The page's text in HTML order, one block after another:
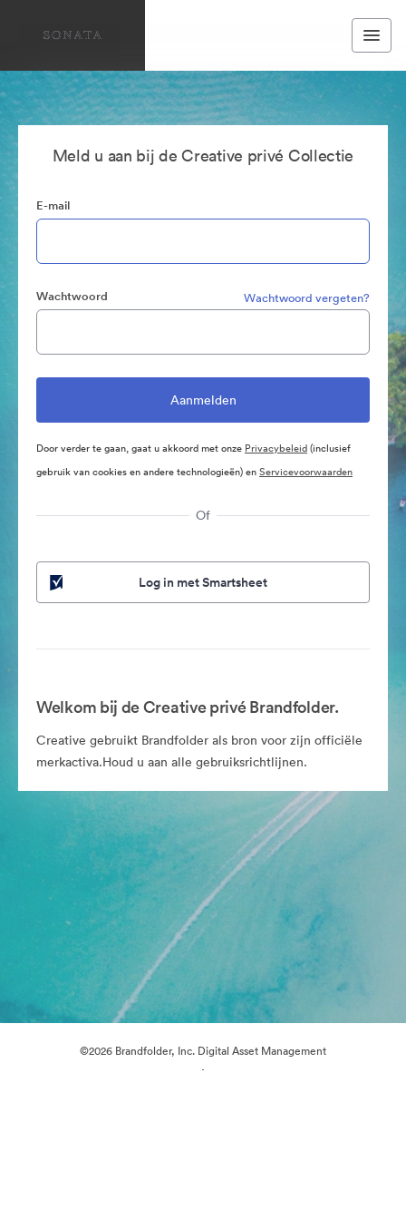
Meld u aan bij de Creative privé Collectie
E-mail
Wachtwoord Wachtwoord vergeten?
Door verder te gaan, gaat u akkoord met onze Privacybeleid(inclusief
gebruik van cookies en andere technologieën) enServicevoorwaarden
Of
Log in met Smartsheet
Welkom bij de Creative privé Brandfolder.
Creative gebruikt Brandfolder als bron voor zijn officiële
merkactiva.Houd u aan alle gebruiksrichtlijnen.
©2026 Brandfolder, Inc. Digital Asset Management
·